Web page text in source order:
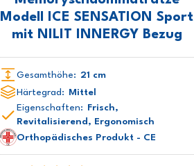
Modell ICE SENSATION Sport
mit NILIT INNERGY Bezug
Gesamthöhe: 21 cm
Härtegrad: Mittel
Eigenschaften:
Frisch,
Revitalisierend, Ergonomisch
Orthopädisches Produkt - CE